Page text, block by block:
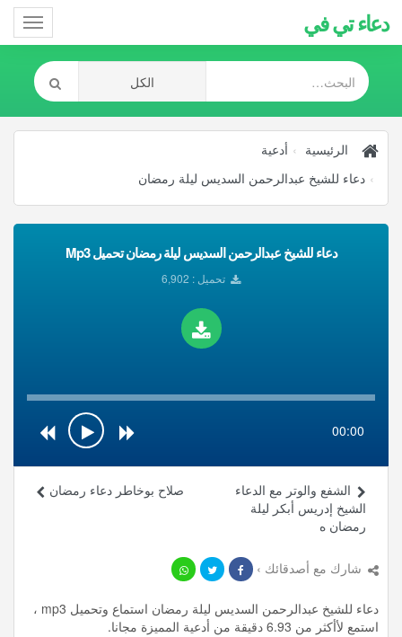
دعاء تي في
الرئيسية
أدعية
دعاء للشيخ عبدالرحمن السديس ليلة رمضان
دعاء للشيخ عبدالرحمن السديس ليلة رمضان تحميل Mp3
تحميل : 6,902
00:00
صلاح بوخاطر دعاء رمضان
الشفع والوتر مع الدعاء
الشيخ إدريس أبكر ليلة
رمضان ه
شارك مع أصدقائك ›
دعاء للشيخ عبدالرحمن السديس ليلة رمضان استماع وتحميل mp3 ،
استمع لأأكثر من 6.93 دقيقة من أدعية المميزة مجانا.